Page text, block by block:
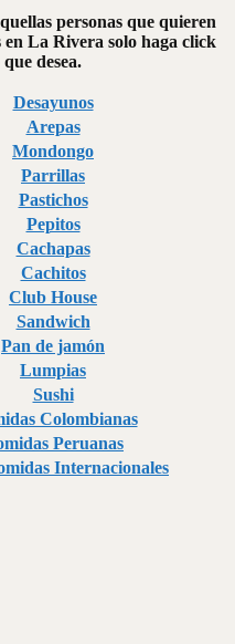
personas que quieren
La Rivera solo haga click
desea.
Desayunos
Arepas
Mondongo
Parrillas
Pastichos
Pepitos
Cachapas
Cachitos
Club House
Sandwich
Pan de jamón
Lumpias
Sushi
Colombianas
Peruanas
Internacionales